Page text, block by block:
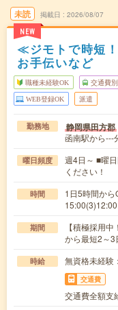
未読
NEW
掲載日 2026/08/07
≪ジモトで時短
お手伝いなど
職種未経験OK 交通費
WEB登録OK 派遣
勤務地 静岡県田方郡
函南駅から---
曜日頻度
週4日～ ■曜
ください！
時間
1日5時間か
期間
【積極採用
から最短2～3
時給 無資格未経
交通費
交通費全額支